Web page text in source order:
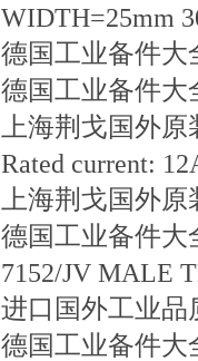
WIDTH=25mm
德国工业备件大
德国工业备件大
上海荆戈国外
Rated current:
上海荆戈国外
德国工业备件大
7152/JV MALE
进口国外工业品
德国工业备件大